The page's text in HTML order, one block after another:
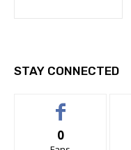
STAY CONNECTED
0